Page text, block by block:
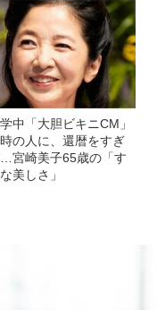
中「大胆ビキニCM」
の人に、還暦をすぎ
宮崎美子65歳の「す
美しさ」